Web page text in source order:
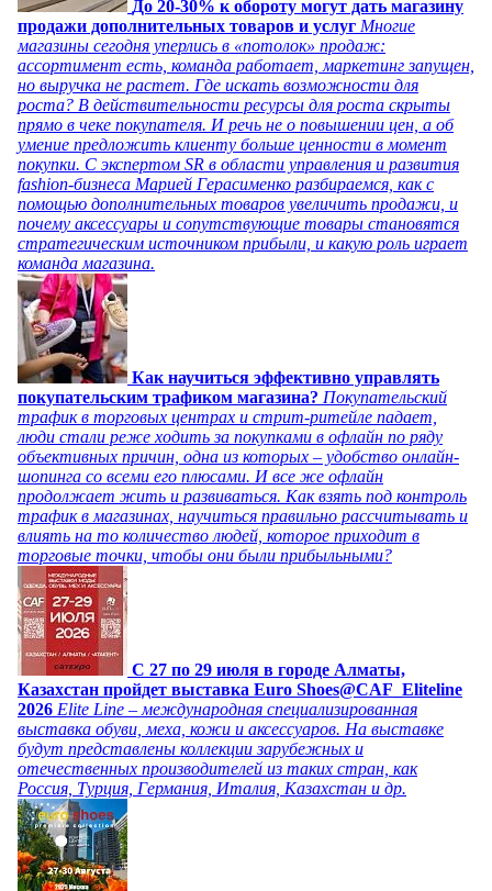
До 20-30% к обороту могут дать магазину
продажи дополнительных товаров и услуг Многие
магазины сегодня уперлись в «потолок» продаж:
ассортимент есть, команда работает, маркетинг запущен,
но выручка не растет. Где искать возможности для
роста? В действительности ресурсы для роста скрыты
прямо в чеке покупателя. И речь не о повышении цен, а об
умение предложить клиенту больше ценности в момент
покупки. С экспертом SR в области управления и развития
fashion-бизнеса Марией Герасименко разбираемся, как с
помощью дополнительных товаров увеличить продажи, и
почему аксессуары и сопутствующие товары становятся
стратегическим источником прибыли, и какую роль играет
команда магазина.
Как научиться эффективно управлять
покупательским трафиком магазина? Покупательский
трафик в торговых центрах и стрит-ритейле падает,
люди стали реже ходить за покупками в офлайн по ряду
объективных причин, одна из которых – удобство онлайн-
шопинга со всеми его плюсами. И все же офлайн
продолжает жить и развиваться. Как взять под контроль
трафик в магазинах, научиться правильно рассчитывать и
влиять на то количество людей, которое приходит в
торговые точки, чтобы они были прибыльными?
C 27 по 29 июля в городе Алматы,
Казахстан пройдет выставка Euro Shoes@CAF_Eliteline
2026 Elite Line – международная специализированная
выставка обуви, меха, кожи и аксессуаров. На выставке
будут представлены коллекции зарубежных и
отечественных производителей из таких стран, как
Россия, Турция, Германия, Италия, Казахстан и др.